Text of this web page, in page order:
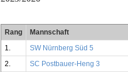
Rang
Mannschaft
1.
SW Nürnberg Süd 5
2.
SC Postbauer-Heng 3